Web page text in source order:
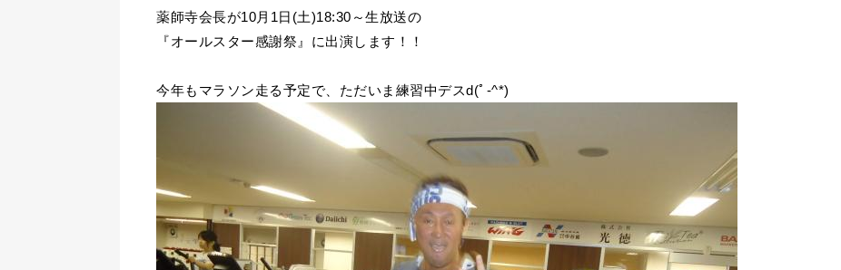
薬師寺会長が10月1日(土)18:30～生放送の
『オールスター感謝祭』に出演します！！
今年もマラソン走る予定で、ただいま練習中デスd(ﾟ-^*)